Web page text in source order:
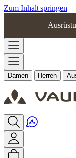
Zum Inhalt springen
Damen Herren